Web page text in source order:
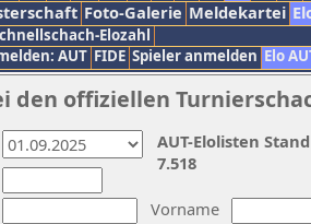
Foto-Galerie Meldekartei
Elozahl
AUT FIDE Spieler anmelden Elo
den offiziellen
Vorname
AUT-Elolisten
7.518